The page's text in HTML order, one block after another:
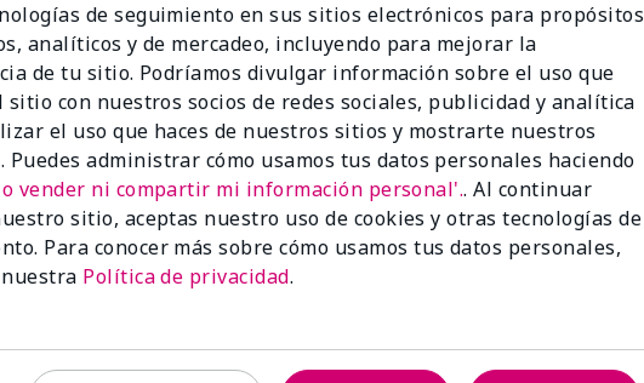
al corazón
Spark Change
de seguimiento en sus sitios electrónicos para propósitos
analíticos y de mercadeo, incluyendo para mejorar la
de tu sitio. Podríamos divulgar información sobre el uso que
sitio con nuestros socios de redes sociales, publicidad y analítica
el uso que haces de nuestros sitios y mostrarte nuestros
Puedes administrar cómo usamos tus datos personales haciendo
vender ni compartir mi información personal'.. Al continuar
sitio, aceptas nuestro uso de cookies y otras tecnologías de
Para conocer más sobre cómo usamos tus datos personales,
Política de privacidad.